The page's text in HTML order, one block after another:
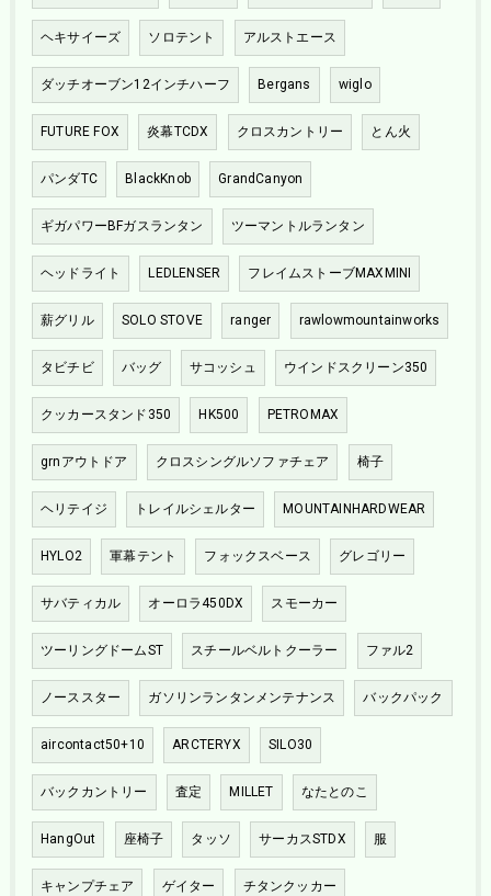
ヘキサイーズ ソロテント アルストエース
ダッチオーブン12インチハーフ Bergans wiglo
FUTURE FOX 炎幕TCDX クロスカントリー とん火
パンダTC BlackKnob GrandCanyon
ギガパワーBFガスランタン ツーマントルランタン
ヘッドライト LEDLENSER フレイムストーブMAXMINI
薪グリル SOLO STOVE ranger rawlowmountainworks
タビチビ バッグ サコッシュ ウインドスクリーン350
クッカースタンド350 HK500 PETROMAX
grnアウトドア クロスシングルソファチェア 椅子
ヘリテイジ トレイルシェルター MOUNTAINHARDWEAR
HYLO2 軍幕テント フォックスベース グレゴリー
サバティカル オーロラ450DX スモーカー
ツーリングドームST スチールベルトクーラー ファル2
ノーススター ガソリンランタンメンテナンス バックパック
aircontact50+10 ARCTERYX SILO30
バックカントリー 査定 MILLET なたとのこ
HangOut 座椅子 タッソ サーカスSTDX 服
キャンプチェア ゲイター チタンクッカー